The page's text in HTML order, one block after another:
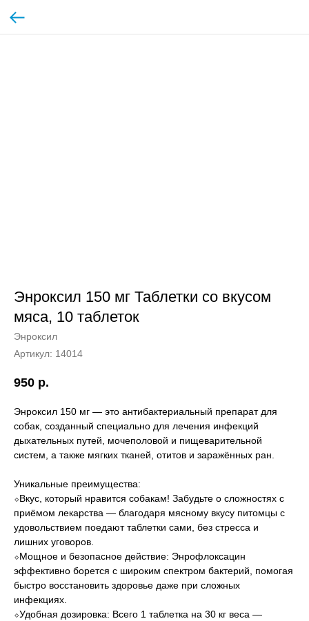
Энроксил 150 мг Таблетки со вкусом
мяса, 10 таблеток
Энроксил
Артикул: 14014
950 р.
Энроксил 150 мг — это антибактериальный препарат для
собак, созданный специально для лечения инфекций
дыхательных путей, мочеполовой и пищеварительной
систем, а также мягких тканей, отитов и заражённых ран.
Уникальные преимущества:
⬦Вкус, который нравится собакам! Забудьте о сложностях с
приёмом лекарства — благодаря мясному вкусу питомцы с
удовольствием поедают таблетки сами, без стресса и
лишних уговоров.
⬦Мощное и безопасное действие: Энрофлоксацин
эффективно борется с широким спектром бактерий, помогая
быстро восстановить здоровье даже при сложных
инфекциях.
⬦Удобная дозировка: Всего 1 таблетка на 30 кг веса —